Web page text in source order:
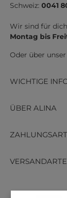
Schweiz: 0041
Wir sind für
Montag bis
Oder über unser
WICHTIGE
ÜBER ALINA